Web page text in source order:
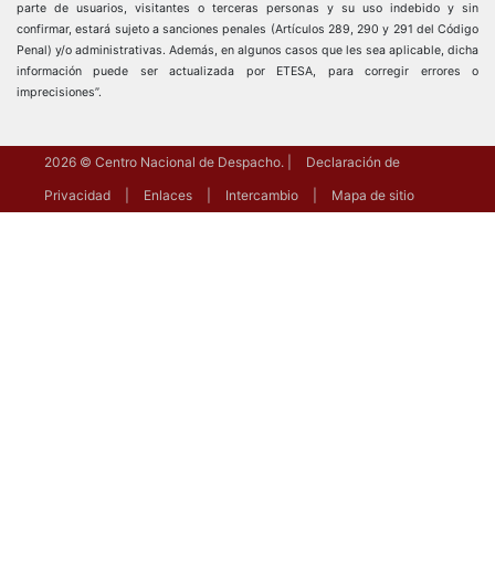
parte de usuarios, visitantes o terceras personas y su uso indebido y sin
confirmar, estará sujeto a sanciones penales (Artículos 289, 290 y 291 del Código
Penal) y/o administrativas. Además, en algunos casos que les sea aplicable, dicha
información puede ser actualizada por ETESA, para corregir errores o
imprecisiones”.
2026 © Centro Nacional de Despacho.
Declaración de
Privacidad
Enlaces Intercambio Mapa de sitio